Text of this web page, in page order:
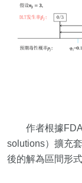
作者根據
solutions）擴充
後的解為區間形式